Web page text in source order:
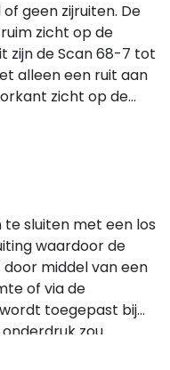
geen zijruiten. De
zicht op de
zijn de Scan 68-7 tot
alleen een ruit aan
zicht op de
sluiten met een los
waardoor de
middel van een
of via de
toegepast bij
zou
terugslag zou